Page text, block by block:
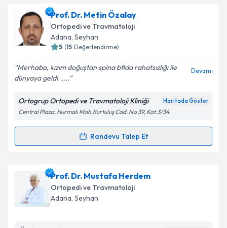
Prof. Dr. Alihan Derincekiçin randevu takvimi talebi
oluşturun. Size bu uzmandan randevu almanız için bir
takvim hazırlandığında e-posta ile bilgilendireceğiz.
Kişisel verilerimin işlenmesine ilişkin
Aydınlatma
Metni'ni okudum ve kişisel verilerimin belirtilen
kapsamda işlenmesini kabul ediyorum.
Prof. Dr. Metin Özalay
Ortopedi ve Travmatoloji
Adana, Seyhan
5 (15 Değerlendirme)
Merhaba, kızım doğuştan spina bfida rahatsızlığı ile
dünyaya geldi. ,...
Devamı
Ortogrup Ortopedi ve Travmatoloji Kliniği Haritada Göster
Central Plaza, Hurmalı Mah.Kurtuluş Cad. No 39, Kat.3/34
Randevu Talep Et
Randevu Takvimi Talebi
Prof. Dr. Metin Özalayiçin randevu takvimi talebi
oluşturun. Size bu uzmandan randevu almanız için bir
takvim hazırlandığında e-posta ile bilgilendireceğiz.
Prof. Dr. Mustafa Herdem
Ortopedi ve Travmatoloji
Adana, Seyhan